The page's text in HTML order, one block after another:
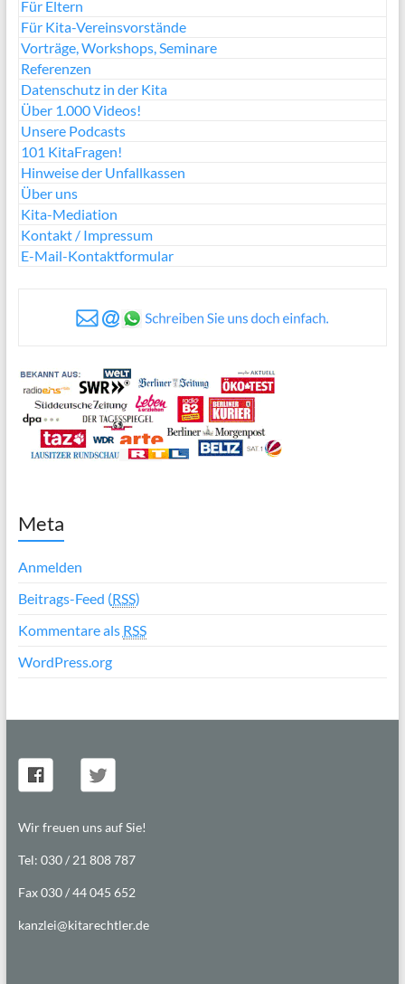
Für Eltern
Für Kita-Vereinsvorstände
Vorträge, Workshops, Seminare
Referenzen
Datenschutz in der Kita
Über 1.000 Videos!
Unsere Podcasts
101 KitaFragen!
Hinweise der Unfallkassen
Über uns
Kita-Mediation
Kontakt / Impressum
E-Mail-Kontaktformular
Meta
Anmelden
Beitrags-Feed (RSS)
Kommentare als RSS
WordPress.org
Wir freuen uns auf Sie!
Tel: 030 / 21 808 787
Fax 030 / 44 045 652
kanzlei@kitarechtler.de